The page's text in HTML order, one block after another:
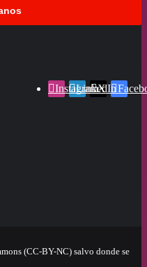
X
LinkedIn
Instagram
(CC-BY-NC) salvo donde se